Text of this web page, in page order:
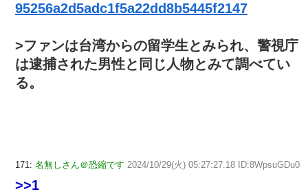
95256a2d5adc1f5a22dd8b5445f2147
>ファンは台湾からの留学生とみられ、警視庁
は逮捕された男性と同じ人物とみて調べてい
る。
171: 名無しさん＠恐縮です 2024/10/29(火) 05:27:27.18 ID:8WpsuGDu0
>>1